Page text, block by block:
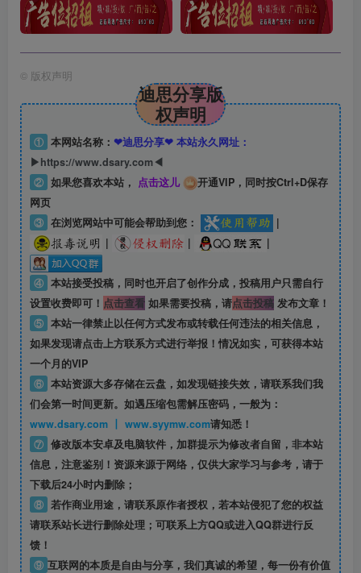
© 版权声明
迪思分享版
权声明
① 本网站名称： ❤迪思分享❤ 本站永久网址：
▶https://www.dsary.com◀
② 如果您喜欢本站， 点击这儿
开通VIP，同时按Ctrl+D保存
网页
③ 在浏览网站中可能会帮助到您：
|
|
| |
④ 本站接受投稿，同时也开启了创作分成，投稿用户只需自行
设置收费即可！ 点击查看如果需要投稿，请点击投稿发布文章！
⑤ 本站一律禁止以任何方式发布或转载任何违法的相关信息，
如果发现请点击上方联系方式进行举报！情况如实，可获得本站
一个月的VIP
⑥ 本站资源大多存储在云盘，如发现链接失效，请联系我们我
们会第一时间更新。如遇压缩包需解压密码，一般为：
www.dsary.com 丨 www.syymw.com请知悉！
⑦ 修改版本安卓及电脑软件，加群提示为修改者自留， 非本站
信息 ，注意鉴别！资源来源于网络，仅供大家学习与参考，请于
下载后24小时内删除；
⑧ 若作商业用途，请联系原作者授权，若本站侵犯了您的权益
请联系站长进行删除处理；可联系上方QQ或进入QQ群进行反
馈！
⑨ 互联网的本质是自由与分享，我们真诚的希望，每一份有价值